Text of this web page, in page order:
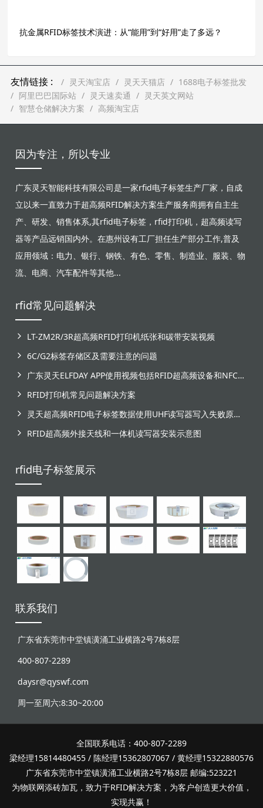
抗金属RFID标签技术演进：从“能用”到“好用”走了多远？
友情链接 : 灵天淘宝店 灵天天猫店
1688电子标签批发
阿里巴巴国际站
灵天速卖通
灵天英文网站
智慧仓储解决方案
高频淘宝店
因为专注，所以专业
广东灵天智能科技有限公司是一家rfid电子标签生产厂家，自成
立以来一直致力于超高频RFID解决方案生产服务商拥有自主生
产、研发、销售体系,其rfid电子标签，rfid打印机，超高频读写
器等产品远销国内外。在惠州设有工厂担任生产部分工作,普及
应用领域：电力、银行、钢铁、有色、零售、制造业、服装、物
流、电商、汽车配件等其他...
rfid常见问题解决
LT-ZM2R/3R超高频RFID打印机纸张和碳带安装视频
6C/G2标签存储区及需要注意的问题
广东灵天ELFDAY APP使用视频包括RFID超高频设备和NFC芯片标签感应
RFID打印机常见问题解决方案
灵天超高频RFID电子标签数据使用UHF读写器写入失败原因分析
RFID超高频外接天线和一体机读写器安装示意图
rfid电子标签展示
联系我们
广东省东莞市中堂镇潢涌工业横路2号7栋8层
400-807-2289
daysr@qyswf.com
周一至周六:8:30~20:00
全国联系电话：400-807-2289
梁经理15814480455 / 陈经理15362807067 / 黄经理15322880576
广东省东莞市中堂镇潢涌工业横路2号7栋8层 邮编:523221
为物联网添砖加瓦，致力于RFID解决方案，为客户创造更大价值，
实现共赢！